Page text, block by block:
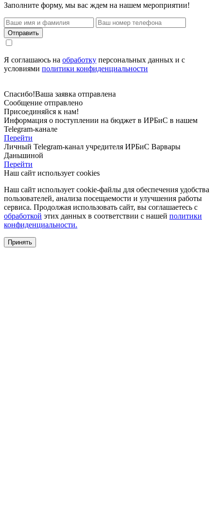
Заполните форму, мы вас ждем на нашем мероприятии!
Отправить
Я соглашаюсь на обработку персональных данных и с
условиями политики конфиденциальности
Спасибо!Ваша заявка отправлена
Сообщение отправлено
Присоединяйся к нам!
Информация о поступлении на бюджет в ИРБиС в нашем
Telegram-канале
Перейти
Личный Telegram-канал учредителя ИРБиС Варвары
Даньшиной
Перейти
Наш сайт использует cookies
Наш сайт использует cookie-файлы для обеспечения удобства
пользователей, анализа посещаемости и улучшения работы
сервиса. Продолжая использовать сайт, вы соглашаетесь с
обработкой этих данных в соответствии с нашей политики
конфиденциальности.